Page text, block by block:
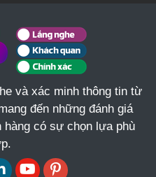
và xác minh thông tin từ
đến những đánh giá
hàng có sự chọn lựa phù